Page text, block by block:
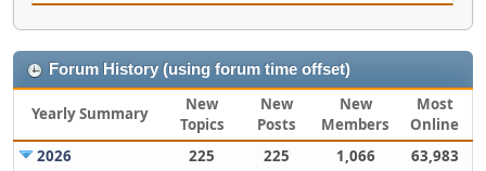
Forum History (using forum time offset)
Yearly Summary
New
Topics
New
Posts
New
Members
Most
Online
2026
225 225 1,066
63,983